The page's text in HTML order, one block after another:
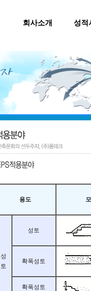
회사소개 성적
용도
성
토
성토
확폭성토
확폭성토